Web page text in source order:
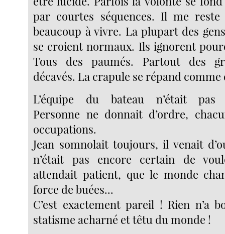
par courtes séquences. Il me
beaucoup à vivre. La plupart des
se croient normaux. Ils ignorent
Tous des paumés. Partout des
décavés. La crapule se répand
L’équipe du bateau n’était pas
Personne ne donnait d’ordre,
occupations.
Jean somnolait toujours, il venait
n’était pas encore certain de
attendait patient, que le monde
force de buées...
C’est exactement pareil ! Rien n’a
statisme acharné et têtu du monde !